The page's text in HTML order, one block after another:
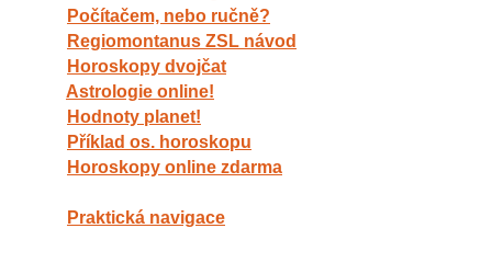
Počítačem, nebo ručně?
Regiomontanus ZSL návod
Horoskopy dvojčat
Astrologie online!
Hodnoty planet!
Příklad os. horoskopu
Horoskopy online zdarma
Praktická navigace